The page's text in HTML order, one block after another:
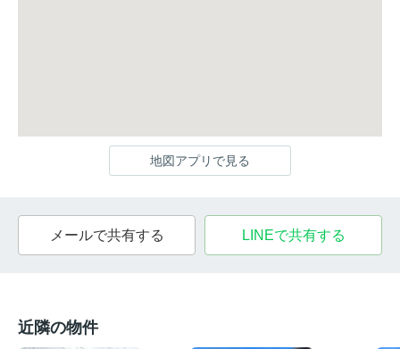
地図アプリで見る
メールで共有する LINEで共有する
近隣の物件